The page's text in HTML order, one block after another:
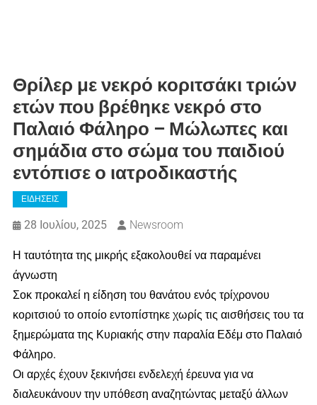
Θρίλερ με νεκρό κοριτσάκι τριών
ετών που βρέθηκε νεκρό στο
Παλαιό Φάληρο – Μώλωπες και
σημάδια στο σώμα του παιδιού
εντόπισε ο ιατροδικαστής
ΕΙΔΗΣΕΙΣ
28 Ιουλίου, 2025 Newsroom
Η ταυτότητα της μικρής εξακολουθεί να παραμένει
άγνωστη
Σοκ προκαλεί η είδηση του θανάτου ενός τρίχρονου
κοριτσιού το οποίο εντοπίστηκε χωρίς τις αισθήσεις του τα
ξημερώματα της Κυριακής στην παραλία Εδέμ στο Παλαιό
Φάληρο.
Οι αρχές έχουν ξεκινήσει ενδελεχή έρευνα για να
διαλευκάνουν την υπόθεση αναζητώντας μεταξύ άλλων